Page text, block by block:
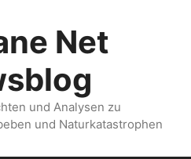
Net
und Analysen zu
und Naturkatastrophen